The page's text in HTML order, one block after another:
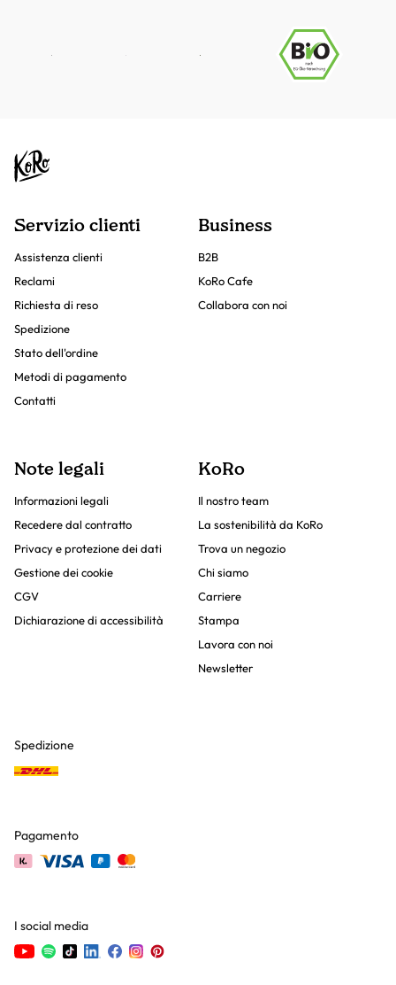
Servizio clienti
Assistenza clienti
Reclami
Richiesta di reso
Spedizione
Stato dell'ordine
Metodi di pagamento
Contatti
Business
B2B
KoRo Cafe
Collabora con noi
Note legali
Informazioni legali
Recedere dal contratto
Privacy e protezione dei dati
Gestione dei cookie
CGV
Dichiarazione di accessibilità
KoRo
Il nostro team
La sostenibilità da KoRo
Trova un negozio
Chi siamo
Carriere
Stampa
Lavora con noi
Newsletter
Spedizione
Pagamento
I social media